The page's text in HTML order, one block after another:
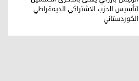
لتأسيس الحزب الاشتراکي الديمقراطي
الكوردستاني